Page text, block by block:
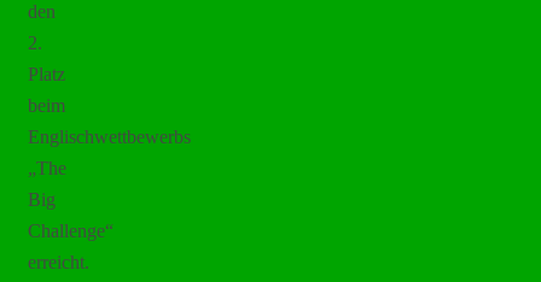
den
2.
Platz
beim
Englischwettbewerbs
„The
Big
Challenge“
erreicht.